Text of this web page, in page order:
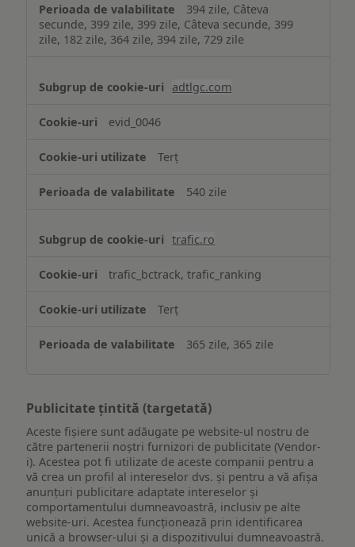
394 zile, Câteva
secunde, 399 zile, 399 zile, Câteva secunde, 399
zile, 182 zile, 364 zile, 394 zile, 729 zile
adtlgc.com
evid_0046
Terț
540 zile
trafic.ro
trafic_bctrack, trafic_ranking
Terț
365 zile, 365 zile
Publicitate țintită (targetată)
Aceste fișiere sunt adăugate pe website-ul nostru de
către partenerii noștri furnizori de publicitate (Vendor-
i). Acestea pot fi utilizate de aceste companii pentru a
vă crea un profil al intereselor dvs. și pentru a vă afișa
anunțuri publicitare adaptate intereselor și
comportamentului dumneavoastră, inclusiv pe alte
website-uri. Acestea funcționează prin identificarea
unică a browser-ului și a dispozitivului dumneavoastră.